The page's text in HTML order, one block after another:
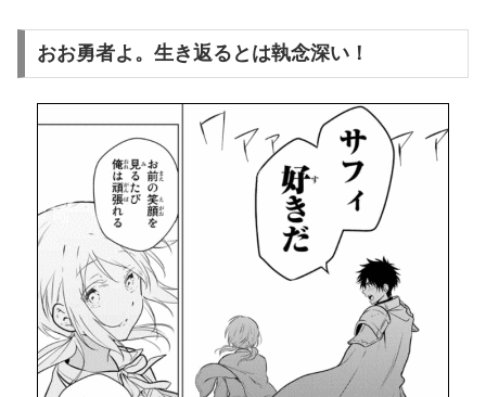
おお勇者よ。生き返るとは執念深い！